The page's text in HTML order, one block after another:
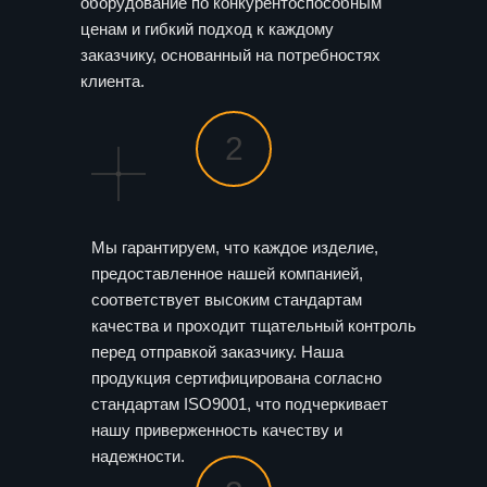
2
ценам и гибкий подход к каждому
заказчику, основанный на потребностях
клиента.
Мы гарантируем, что каждое изделие,
предоставленное нашей компанией,
соответствует высоким стандартам
качества и проходит тщательный контроль
перед отправкой заказчику. Наша
продукция сертифицирована согласно
стандартам ISO9001, что подчеркивает
нашу приверженность качеству и
надежности.